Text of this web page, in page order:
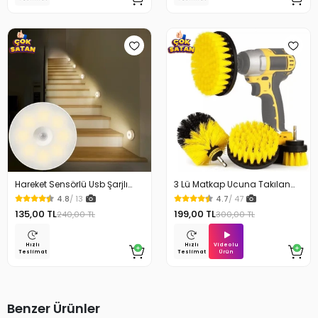
Hareket Sensörlü Usb Şarjlı
Beyaz Led Işık Lamba
4.8/ 13
135,00 TL240,00 TL
Hızlı
Teslimat
3 Lü Matkap Ucuna Takılan
Temizlik Fırça Seti
4.7/ 47
199,00 TL300,00 TL
Hızlı
Teslimat
Videolu
Ürün
Benzer Ürünler